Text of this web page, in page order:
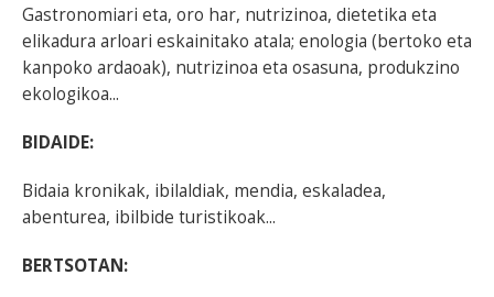
Gastronomiari eta, oro har, nutrizinoa, dietetika eta
elikadura arloari eskainitako atala; enologia (bertoko eta
kanpoko ardaoak), nutrizinoa eta osasuna, produkzino
ekologikoa...
BIDAIDE:
Bidaia kronikak, ibilaldiak, mendia, eskaladea,
abenturea, ibilbide turistikoak...
BERTSOTAN: